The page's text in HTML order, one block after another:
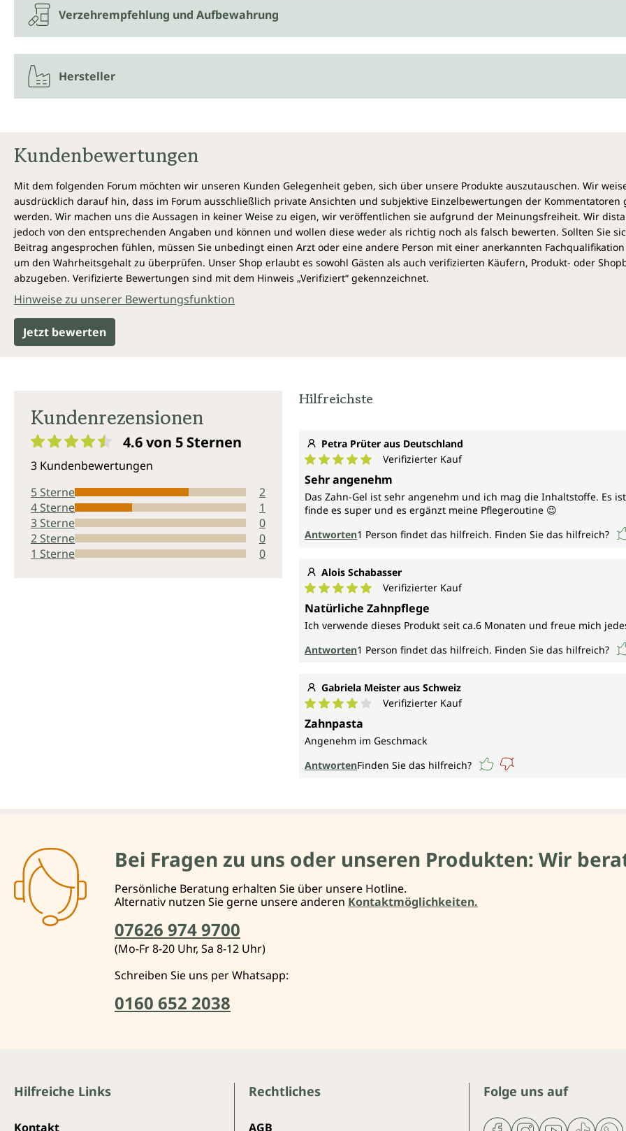
Verzehrempfehlung und Aufbewahrung
Hersteller
Kundenbewertungen
Mit dem folgenden Forum möchten wir unseren Kunden Gelegenheit geben, sich über unsere Produkte auszutauschen. Wir
ausdrücklich darauf hin, dass im Forum ausschließlich private Ansichten und subjektive Einzelbewertungen der Kommentatoren
werden. Wir machen uns die Aussagen in keiner Weise zu eigen, wir veröffentlichen sie aufgrund der Meinungsfreiheit. Wir
jedoch von den entsprechenden Angaben und können und wollen diese weder als richtig noch als falsch bewerten. Sollten Sie
Beitrag angesprochen fühlen, müssen Sie unbedingt einen Arzt oder eine andere Person mit einer anerkannten
um den Wahrheitsgehalt zu überprüfen. Unser Shop erlaubt es sowohl Gästen als auch verifizierten Käufern, Produkt- oder
abzugeben. Verifizierte Bewertungen sind mit dem Hinweis „Verifiziert“ gekennzeichnet.
Hinweise zu unserer Bewertungsfunktion
Jetzt bewerten
Kundenrezensionen
4.6 von 5 Sternen
3 Kundenbewertungen
5 Sterne
2
4 Sterne
1
3 Sterne
0
2 Sterne
0
1 Sterne
0
Hilfreichste
Petra Prüter aus Deutschland
Durchschnittliche Bewertung von 5 von 5 Sternen
Verifizierter Kauf
Sehr angenehm
Das Zahn-Gel ist sehr angenehm und ich mag die Inhaltstoffe. Es
finde es super und es ergänzt meine Pflegeroutine 😉
Antworten1 Person findet das hilfreich. Finden Sie das hilfreich?
Alois Schabasser
Durchschnittliche Bewertung von 5 von 5 Sternen
Verifizierter Kauf
Natürliche Zahnpflege
Ich verwende dieses Produkt seit ca.6 Monaten und freue mich
Antworten1 Person findet das hilfreich. Finden Sie das hilfreich?
Gabriela Meister aus Schweiz
Durchschnittliche Bewertung von 4 von 5 Sternen
Verifizierter Kauf
Zahnpasta
Angenehm im Geschmack
AntwortenFinden Sie das hilfreich?
Bei Fragen zu uns oder unseren Produkten: Wir
Persönliche Beratung erhalten Sie über unsere Hotline.
Alternativ nutzen Sie gerne unsere anderen Kontaktmöglichkeiten.
07626 974 9700
(Mo-Fr 8-20 Uhr, Sa 8-12 Uhr)
Schreiben Sie uns per Whatsapp:
0160 652 2038
Folge uns auf
Hilfreiche Links
Kontakt
Rechtliches
AGB